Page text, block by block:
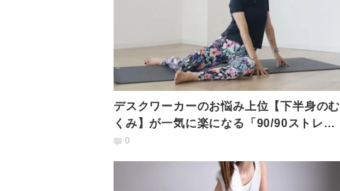
デスクワーカーのお悩み上位【下半身のむ
くみ】が一気に楽になる「90/90ストレッ
チ」とは
0